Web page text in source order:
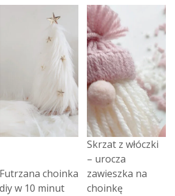
Futrzana choinka
diy w 10 minut
Skrzat z włóczki
– urocza
zawieszka na
choinkę